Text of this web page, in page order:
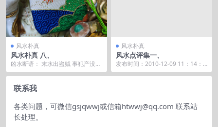
风水朴真
风水朴真 八、
凶水断语： 末水出盗贼 事犯产没收
形若斜飞去 战场寻尸骨 未水和未砂
相反，也就...
风水朴真
风水点评集一、
发布时间：2010-12-09 11：14：3
1 老师您好，请您抽空看看我的家
居...
联系我
各类问题，可微信gsjqwwj或信箱htwwj@qq.com 联系站
长处理。